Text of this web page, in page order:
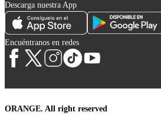
Descarga nuestra App
Encuéntranos en redes
ORANGE. All right reserved